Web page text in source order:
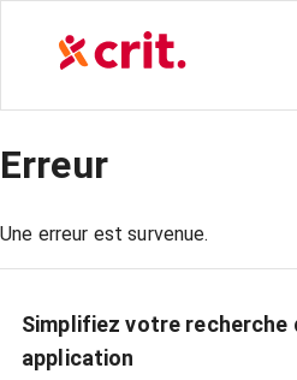
Erreur
Une erreur est survenue.
Simplifiez votre recherche
application